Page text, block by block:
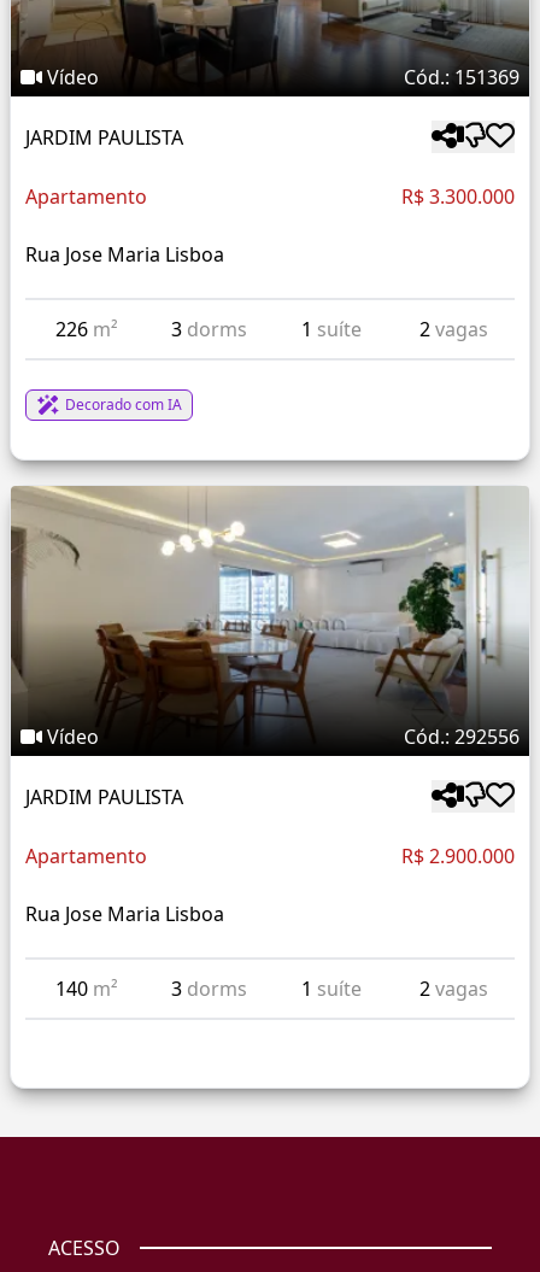
Vídeo Cód.: 151369
JARDIM PAULISTA
Apartamento R$ 3.300.000
Rua Jose Maria Lisboa
226 m² 3 dorms 1 suíte 2vagas
Decorado com IA
Vídeo Cód.: 292556
JARDIM PAULISTA
Apartamento R$ 2.900.000
Rua Jose Maria Lisboa
140 m² 3 dorms 1 suíte 2vagas
ACESSO